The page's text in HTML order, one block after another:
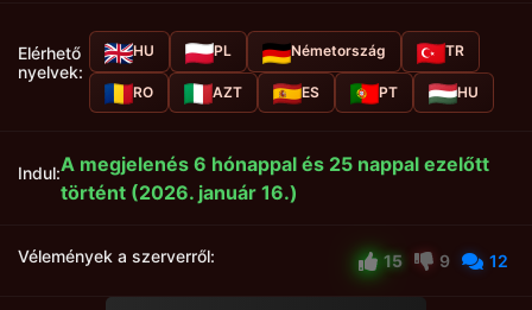
Elérhető
nyelvek:
HU PL Németország TR
RO AZT ES PT HU
Indul:A megjelenés 6 hónappal és 25 nappal ezelőtt
történt (2026. január 16.)
Vélemények a szerverről: 15 9 12